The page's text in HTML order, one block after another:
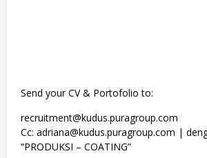
Send your CV & Portofolio to:
recruitment@kudus.puragroup.com
Cc: adriana@kudus.puragroup.com |
“PRODUKSI – COATING”